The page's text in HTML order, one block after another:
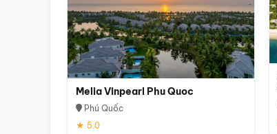
Melia Vinpearl Phu Quoc
Phú Quốc
★ 5.0